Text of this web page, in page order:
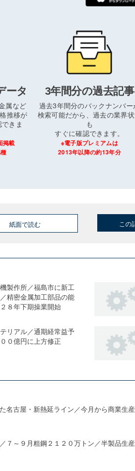
ータ
属など
推移が
きま
掲載
3年間分の過去記事
過去3年間分のバックナンバー
検索可能だから、過去の業界
も
すぐに確認できます。
※電子版プレミアムは
2013年以降の約13年分
紙面で読む この
製作所／福島市に新工
精密金属加工部品の能
８年下期操業開始
リアル／通期経常益予
０億円に上方修正
名古屋・新熱延ライン／今月から商業生
７～９月粗鋼２１２０万トン／半製品生